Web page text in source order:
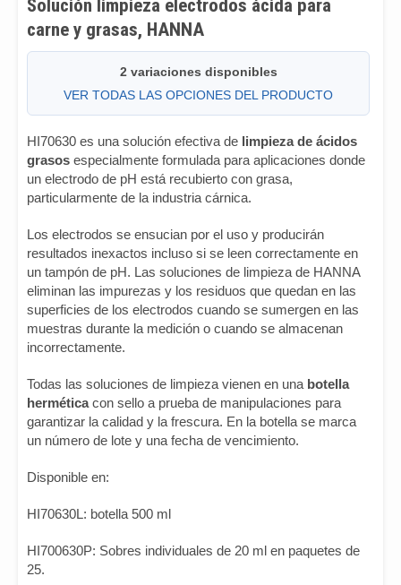
Solución limpieza electrodos ácida para
carne y grasas, HANNA
2 variaciones disponibles
VER TODAS LAS OPCIONES DEL PRODUCTO
HI70630 es una solución efectiva de limpieza de ácidos
grasos especialmente formulada para aplicaciones donde
un electrodo de pH está recubierto con grasa,
particularmente de la industria cárnica.
Los electrodos se ensucian por el uso y producirán
resultados inexactos incluso si se leen correctamente en
un tampón de pH. Las soluciones de limpieza de HANNA
eliminan las impurezas y los residuos que quedan en las
superficies de los electrodos cuando se sumergen en las
muestras durante la medición o cuando se almacenan
incorrectamente.
Todas las soluciones de limpieza vienen en una botella
herméticacon sello a prueba de manipulaciones para
garantizar la calidad y la frescura. En la botella se marca
un número de lote y una fecha de vencimiento.
Disponible en:
HI70630L: botella 500 ml
HI700630P: Sobres individuales de 20 ml en paquetes de
25.